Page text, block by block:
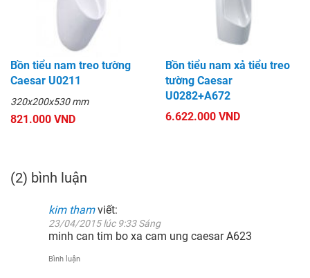
Bồn tiểu nam treo tường
Caesar U0211
320x200x530 mm
821.000 VND
Bồn tiểu nam xả tiểu treo
tường Caesar
U0282+A672
6.622.000 VND
(2) bình luận
kim tham viết:
23/04/2015 lúc 9:33 Sáng
minh can tim bo xa cam ung caesar A623
Bình luận